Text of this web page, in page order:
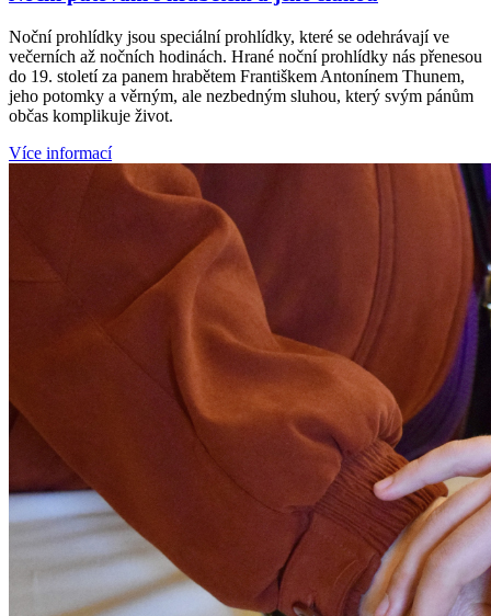
Noční prohlídky jsou speciální prohlídky, které se odehrávají ve
večerních až nočních hodinách. Hrané noční prohlídky nás přenesou
do 19. století za panem hrabětem Františkem Antonínem Thunem,
jeho potomky a věrným, ale nezbedným sluhou, který svým pánům
občas komplikuje život.
Více informací